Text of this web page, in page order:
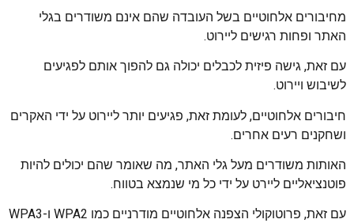
מחיבורים אלחוטיים בשל העובדה שהם אינם משודרים בגלי
האתר ופחות רגישים ליירוט.
עם זאת, גישה פיזית לכבלים יכולה גם להפוך אותם לפגיעים
לשיבוש ויירוט.
חיבורים אלחוטיים, לעומת זאת, פגיעים יותר ליירוט על ידי האקרים
ושחקנים רעים אחרים.
האותות משודרים מעל גלי האתר, מה שאומר שהם יכולים להיות
פוטנציאליים ליירט על ידי כל מי שנמצא בטווח.
עם זאת, פרוטוקולי הצפנה אלחוטיים מודרניים כמו WPA2 ו-WPA3